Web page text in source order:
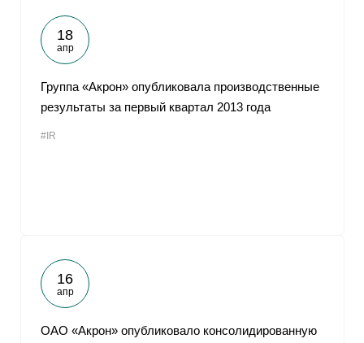
18
апр
Группа «Акрон» опубликовала производственные
результаты за первый квартал 2013 года
#IR
16
апр
ОАО «Акрон» опубликовало консолидированную